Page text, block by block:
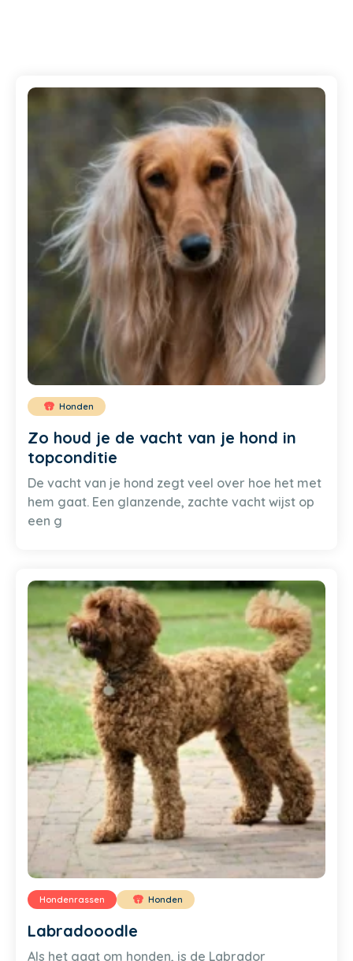
Honden
Zo houd je de vacht van je hond in
topconditie
De vacht van je hond zegt veel over hoe het met
hem gaat. Een glanzende, zachte vacht wijst op
een g
Hondenrassen Honden
Labradooodle
Als het gaat om honden, is de Labrador